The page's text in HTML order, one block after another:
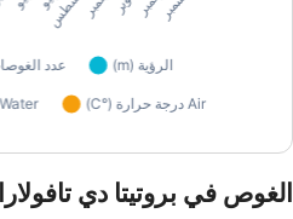
الغوص في بروتيتا دي تافولارا